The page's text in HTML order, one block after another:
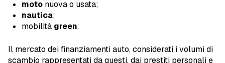
moto nuova o usata;
nautica;
mobilità green.
Il mercato dei finanziamenti auto, considerati i volumi di
scambio rappresentati da questi, dai prestiti personali e